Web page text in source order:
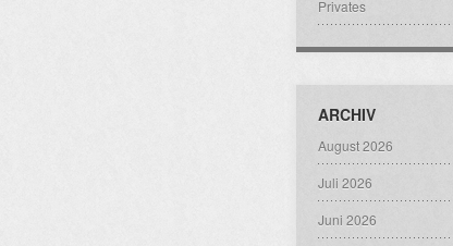
Privates
ARCHIV
August 2026
Juli 2026
Juni 2026